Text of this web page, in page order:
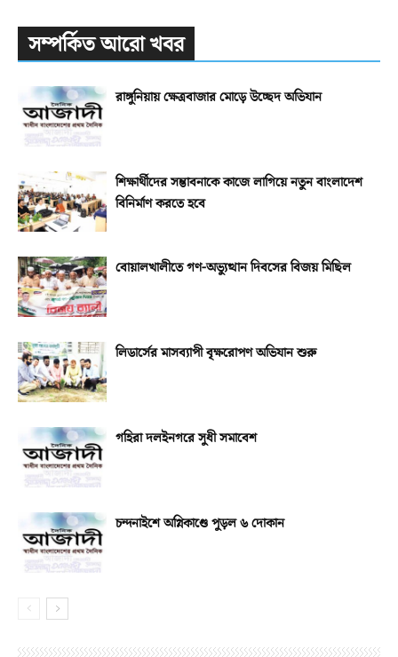
সম্পর্কিত আরো খবর
রাঙ্গুনিয়ায় ক্ষেত্রবাজার মোড়ে উচ্ছেদ অভিযান
শিক্ষার্থীদের সম্ভাবনাকে কাজে লাগিয়ে নতুন বাংলাদেশ
বিনির্মাণ করতে হবে
বোয়ালখালীতে গণ-অভ্যুত্থান দিবসের বিজয় মিছিল
লিডার্সের মাসব্যাপী বৃক্ষরোপণ অভিযান শুরু
গহিরা দলইনগরে সুধী সমাবেশ
চন্দনাইশে অগ্নিকাণ্ডে পুড়ল ৬ দোকান